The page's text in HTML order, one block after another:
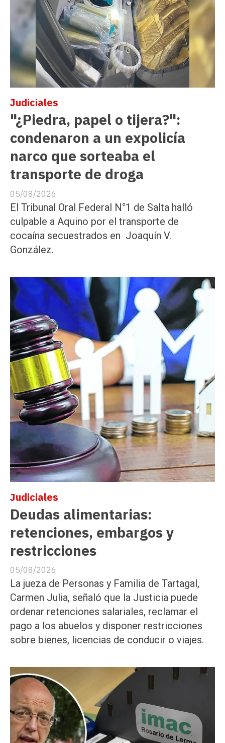
"¿Piedra, papel o tijera?":
condenaron a un expolicía
narco que sorteaba el
transporte de droga
Judiciales
05/08/2026
El Tribunal Oral Federal N°1 de Salta halló
culpable a Aquino por el transporte de
cocaína secuestrados en Joaquín V.
González.
Deudas alimentarias:
retenciones, embargos y
restricciones
Judiciales
05/08/2026
La jueza de Personas y Familia de Tartagal,
Carmen Julia, señaló que la Justicia puede
ordenar retenciones salariales, reclamar el
pago a los abuelos y disponer restricciones
sobre bienes, licencias de conducir o viajes.